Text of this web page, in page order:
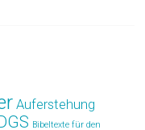
Auferstehung
Bibeltexte für den